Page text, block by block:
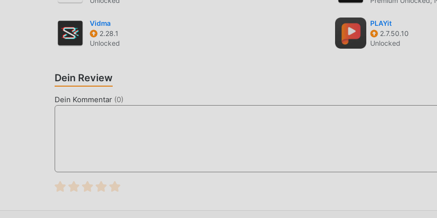
es warten weitere kostenlose beliebte Mod-Apps auf Sie play, worauf warten Sie noch, laden Sie es jetzt
Vidma
2.28.1
Unlocked
PLAYit
2.7.50.10
Unlocked
Dein Review
Dein Kommentar (0)